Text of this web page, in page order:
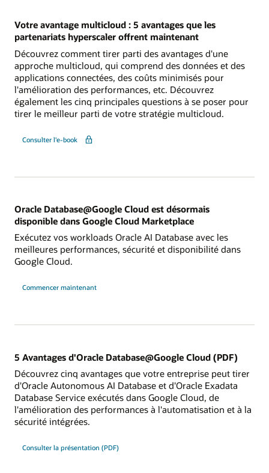
Votre avantage multicloud : 5 avantages que les
partenariats hyperscaler offrent maintenant
Découvrez comment tirer parti des avantages d'une
approche multicloud, qui comprend des données et des
applications connectées, des coûts minimisés pour
l'amélioration des performances, etc. Découvrez
également les cinq principales questions à se poser pour
tirer le meilleur parti de votre stratégie multicloud.
Consulter l'e-book
Oracle Database@Google Cloud est désormais
disponible dans Google Cloud Marketplace
Exécutez vos workloads Oracle AI Database avec les
meilleures performances, sécurité et disponibilité dans
Google Cloud.
Commencer maintenant
5 Avantages d'Oracle Database@Google Cloud (PDF)
Découvrez cinq avantages que votre entreprise peut tirer
d'Oracle Autonomous AI Database et d'Oracle Exadata
Database Service exécutés dans Google Cloud, de
l'amélioration des performances à l'automatisation et à la
sécurité intégrées.
Consulter la présentation (PDF)